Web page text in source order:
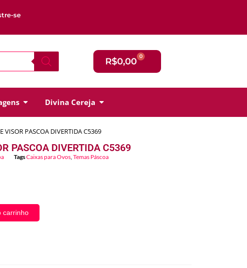
se
R$0,00 0
Divina Cereja
VISOR PASCOA DIVERTIDA C5369
PASCOA DIVERTIDA C5369
TagsCaixas para Ovos Temas Páscoa
carrinho